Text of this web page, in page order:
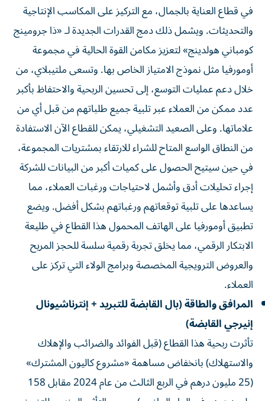
في قطاع العناية بالجمال، مع التركيز على المكاسب الإنتاجية
والتحديثات. ويشمل ذلك دمج القدرات الجديدة لـ «ذا جرومينج
كومباني هولدينج» لتعزيز مكامن القوة الحالية في مجموعة
أومورفيا مثل نموذج الامتياز الخاص بها. وتسعى ملتيبلاي، من
خلال دعم عمليات التوسع، إلى تحسين الربحية والاحتفاظ بأكبر
عدد ممكن من العملاء عبر تلبية جميع طلباتهم من قبل أي من
علاماتها. وعلى الصعيد التشغيلي، يمكن للقطاع الآن الاستفادة
من النطاق الواسع المتاح للشراء للارتقاء بمشتريات المجموعة،
في حين سيتيح الحصول على كميات أكبر من البيانات للشركة
إجراء تحليلات أدق وأشمل لاحتياجات ورغبات العملاء، مما
يساعدها على تلبية توقعاتهم ورغباتهم بشكل أفضل. ويضع
تطبيق أومورفيا على الهاتف المحمول هذا القطاع في طليعة
الابتكار الرقمي، مما يخلق تجربة رقمية سلسة للحجز المريح
والعروض الترويجية المخصصة وبرامج الولاء التي تركز على
العملاء.
المرافق والطاقة (بال القابضة للتبريد + إنترناشيونال
إنيرجي القابضة)
تأثرت ربحية هذا القطاع (قبل الفوائد والضرائب والإهلاك
والاستهلاك) بانخفاض مساهمة «مشروع كاليون المشترك»
(25 مليون درهم في الربع الثالث من عام 2024 مقابل 158